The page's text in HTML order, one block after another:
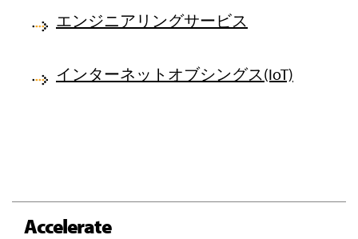
エンジニアリングサービス
インターネットオブシングス(IoT)
Accelerate